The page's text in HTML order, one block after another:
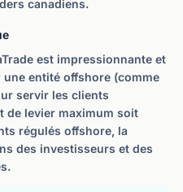
canadiens.
est impressionnante et
entité offshore (comme
servir les clients
de levier maximum soit
régulés offshore, la
des investisseurs et des